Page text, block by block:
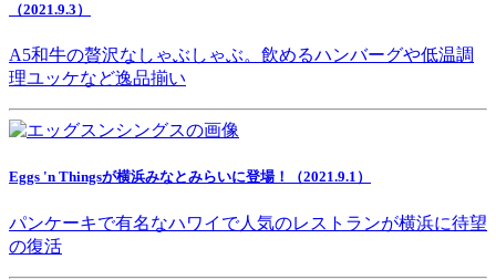
（2021.9.3）
A5和牛の贅沢なしゃぶしゃぶ。飲めるハンバーグや低温調
理ユッケなど逸品揃い
Eggs 'n Thingsが横浜みなとみらいに登場！（2021.9.1）
パンケーキで有名なハワイで人気のレストランが横浜に待望
の復活